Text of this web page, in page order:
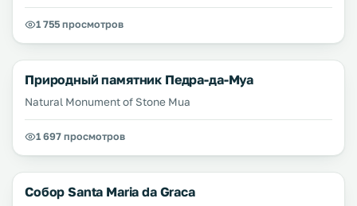
1 755 просмотров
Природный памятник Педра-да-Муа
Natural Monument of Stone Mua
1 697 просмотров
Собор Santa Maria da Graca